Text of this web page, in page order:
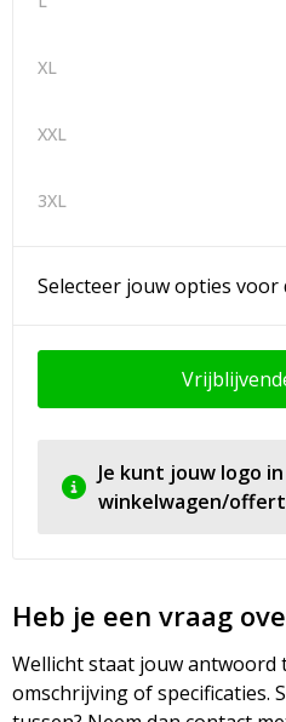
XL
XXL
3XL
Selecteer jouw opties voor
Je kunt jouw logo
winkelwagen/
Heb je een vraag
Wellicht staat jouw antwoord
omschrijving of specificaties.